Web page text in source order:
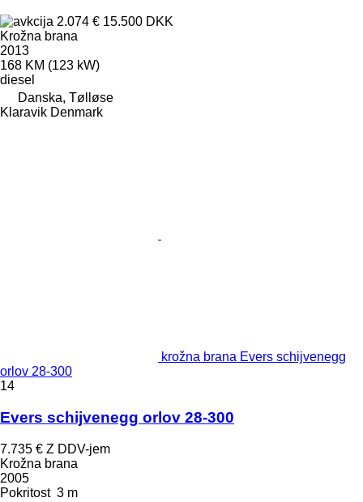
2.074 € 15.500 DKK
Krožna brana
2013
168 KM (123 kW)
diesel
Danska, Tølløse
Klaravik Denmark
krožna brana Evers schijvenegg
orlov 28-300
14
Evers schijvenegg orlov 28-300
7.735 € Z DDV-jem
Krožna brana
2005
Pokritost 3 m